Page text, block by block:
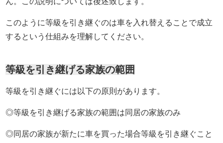
このように等級を引き継ぐのは車を入れ替えることで成立
するという仕組みを理解してください。
等級を引き継げる家族の範囲
等級を引き継ぐには以下の原則があります。
◎等級を引き継げる家族の範囲は同居の家族のみ
◎同居の家族が新たに車を買った場合等級を引き継ぐこと